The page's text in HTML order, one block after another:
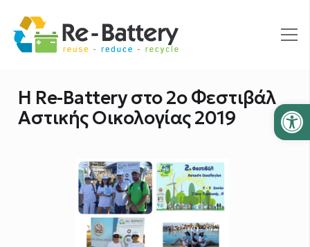
H Re-Battery στο 2ο Φεστιβάλ
Αστικής Οικολογίας 2019